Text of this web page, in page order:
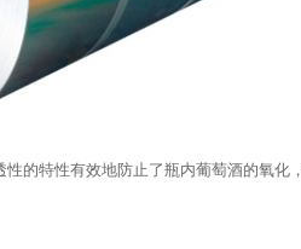
的特性有效地防止了瓶内葡萄酒的氧化